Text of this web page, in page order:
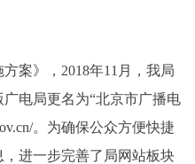
》，2018年11月，我局
电局更名为“北京市广播电
。为确保公众方便快捷
进一步完善了局网站板块